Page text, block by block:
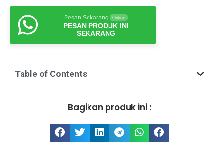
Pesan Sekarang Online
PESAN PRODUK INI
SEKARANG
Table of Contents
Bagikan produk ini :